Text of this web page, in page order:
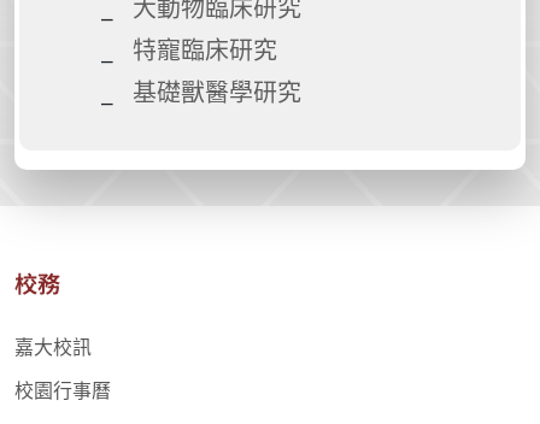
特寵臨床研究
基礎獸醫學研究
校務
嘉大校訊
校園行事曆